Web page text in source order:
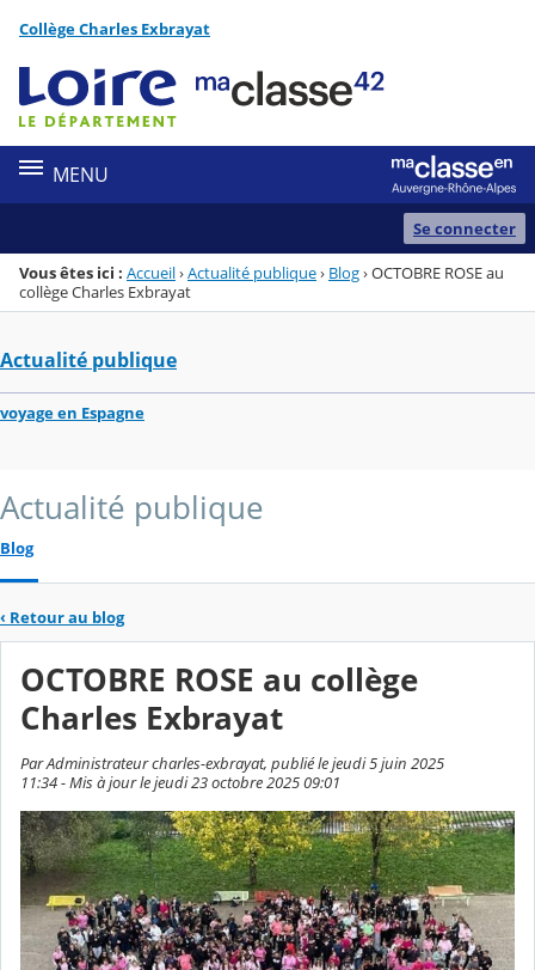
Menu de la rubrique
Contenu
Collège Charles Exbrayat
MENU
Se connecter
Vous êtes ici : Accueil›Actualité publique› Blog›OCTOBRE ROSE au
collège Charles Exbrayat
Actualité publique
voyage en Espagne
Actualité publique
Blog
‹ Retour au blog
OCTOBRE ROSE au collège
Charles Exbrayat
Par Administrateur charles-exbrayat, publié le jeudi 5 juin 2025
11:34 - Mis à jour le jeudi 23 octobre 2025 09:01